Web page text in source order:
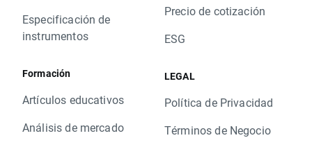
Especificación de
instrumentos
Formación
Artículos educativos
Análisis de mercado
Precio de cotización
ESG
LEGAL
Política de Privacidad
Términos de Negocio